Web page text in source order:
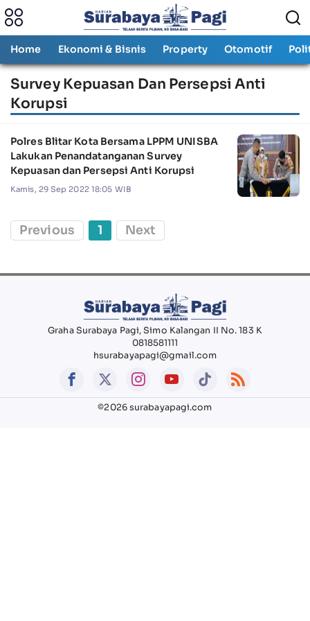
Home Ekonomi & Bisnis Property Otomotif
Survey Kepuasan Dan Persepsi Anti
Korupsi
Polres Blitar Kota Bersama LPPM UNISBA
Lakukan Penandatanganan Survey
Kepuasan dan Persepsi Anti Korupsi
Kamis, 29 Sep 2022 18:05 WIB
Previous 1 Next
Graha Surabaya Pagi, Simo Kalangan II No. 183 K
0818581111
hsurabayapagi@gmail.com
©2026 surabayapagi.com